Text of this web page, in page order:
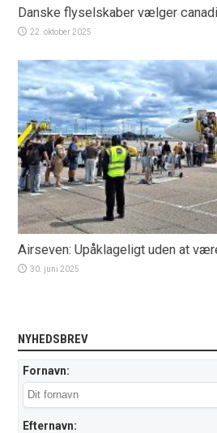
Danske flyselskaber vælger
22. oktober 2025
Airseven: Upåklageligt uden at
30. juni 2025
NYHEDSBREV
Fornavn:
Efternavn: